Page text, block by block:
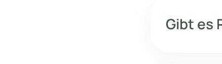
Gibt es